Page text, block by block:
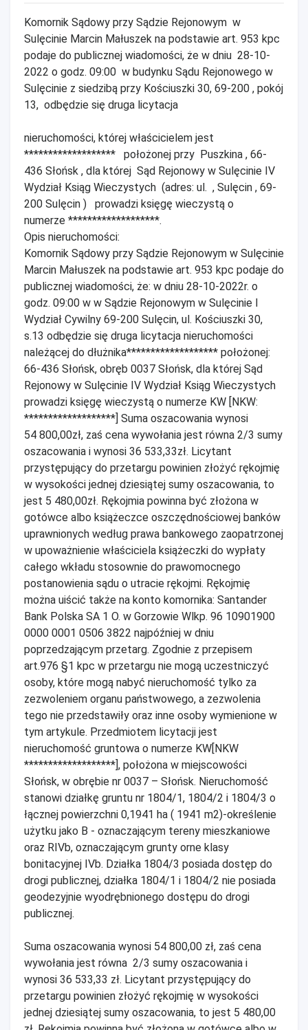
Komornik Sądowy przy Sądzie Rejonowym w
Sulęcinie Marcin Małuszek na podstawie art. 953 kpc
podaje do publicznej wiadomości, że w dniu 28-10-
2022 o godz. 09:00 w budynku Sądu Rejonowego w
Sulęcinie z siedzibą przy Kościuszki 30, 69-200 , pokój
13, odbędzie się druga licytacja
nieruchomości, której właścicielem jest
******************* położonej przy Puszkina , 66-
436 Słońsk , dla której Sąd Rejonowy w Sulęcinie IV
Wydział Ksiąg Wieczystych (adres: ul. , Sulęcin , 69-
200 Sulęcin ) prowadzi księgę wieczystą o
numerze *******************.
Opis nieruchomości:
Komornik Sądowy przy Sądzie Rejonowym w Sulęcinie
Marcin Małuszek na podstawie art. 953 kpc podaje do
publicznej wiadomości, że: w dniu 28-10-2022r. o
godz. 09:00 w w Sądzie Rejonowym w Sulęcinie I
Wydział Cywilny 69-200 Sulęcin, ul. Kościuszki 30,
s.13 odbędzie się druga licytacja nieruchomości
należącej do dłużnika******************* położonej:
66-436 Słońsk, obręb 0037 Słońsk, dla której Sąd
Rejonowy w Sulęcinie IV Wydział Ksiąg Wieczystych
prowadzi księgę wieczystą o numerze KW [NKW:
*******************] Suma oszacowania wynosi
54 800,00zł, zaś cena wywołania jest równa 2/3 sumy
oszacowania i wynosi 36 533,33zł. Licytant
przystępujący do przetargu powinien złożyć rękojmię
w wysokości jednej dziesiątej sumy oszacowania, to
jest 5 480,00zł. Rękojmia powinna być złożona w
gotówce albo książeczce oszczędnościowej banków
uprawnionych według prawa bankowego zaopatrzonej
w upoważnienie właściciela książeczki do wypłaty
całego wkładu stosownie do prawomocnego
postanowienia sądu o utracie rękojmi. Rękojmię
można uiścić także na konto komornika: Santander
Bank Polska SA 1 O. w Gorzowie Wlkp. 96 10901900
0000 0001 0506 3822 najpóźniej w dniu
poprzedzającym przetarg. Zgodnie z przepisem
art.976 §1 kpc w przetargu nie mogą uczestniczyć
osoby, które mogą nabyć nieruchomość tylko za
zezwoleniem organu państwowego, a zezwolenia
tego nie przedstawiły oraz inne osoby wymienione w
tym artykule. Przedmiotem licytacji jest
nieruchomość gruntowa o numerze KW[NKW
*******************], położona w miejscowości
Słońsk, w obrębie nr 0037 – Słońsk. Nieruchomość
stanowi działkę gruntu nr 1804/1, 1804/2 i 1804/3 o
łącznej powierzchni 0,1941 ha ( 1941 m2)-określenie
użytku jako B - oznaczającym tereny mieszkaniowe
oraz RIVb, oznaczającym grunty orne klasy
bonitacyjnej IVb. Działka 1804/3 posiada dostęp do
drogi publicznej, działka 1804/1 i 1804/2 nie posiada
geodezyjnie wyodrębnionego dostępu do drogi
publicznej.
Suma oszacowania wynosi 54 800,00 zł, zaś cena
wywołania jest równa 2/3 sumy oszacowania i
wynosi 36 533,33 zł. Licytant przystępujący do
przetargu powinien złożyć rękojmię w wysokości
jednej dziesiątej sumy oszacowania, to jest 5 480,00